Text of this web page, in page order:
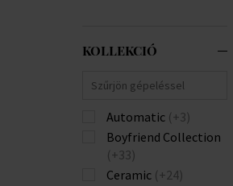
KOLLEKCIÓ
Automatic (+3)
Boyfriend Collection
(+33)
Ceramic (+24)